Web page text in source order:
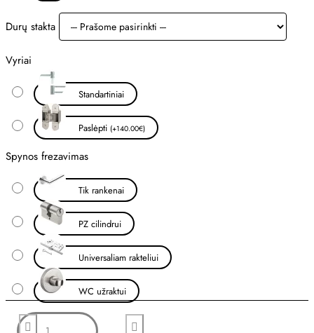
Durų stakta
Vyriai
Standartiniai
Paslėpti (+140.00€)
Spynos frezavimas
Tik rankenai
PZ cilindrui
Universaliam rakteliui
WC užraktui